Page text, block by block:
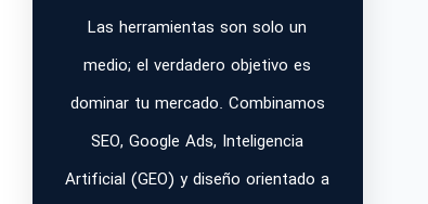
Las herramientas son solo un
medio; el verdadero objetivo es
dominar tu mercado. Combinamos
SEO, Google Ads, Inteligencia
Artificial (GEO) y diseño orientado a